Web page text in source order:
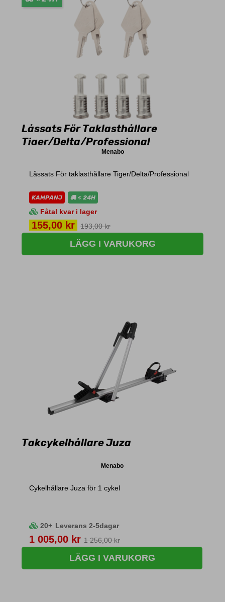
Låssats För Taklasthållare
Tiger/Delta/Professional
Menabo
Låssats För taklasthållare Tiger/Delta/Professional
KAMPANJ 24H
Fåtal kvar i lager
Pris
155,00 kr 193,00 kr
LÄGG I VARUKORG
Takcykelhållare Juza
Menabo
Cykelhållare Juza för 1 cykel
20+ Leverans 2-5dagar
Pris
1 005,00 kr 1 256,00 kr
LÄGG I VARUKORG